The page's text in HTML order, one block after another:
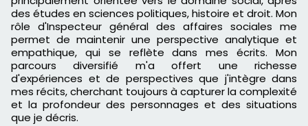
des études en sciences politiques, histoire et droit. Mon
rôle d'Inspecteur général des affaires sociales me
permet de maintenir une perspective analytique et
empathique, qui se reflète dans mes écrits. Mon
parcours diversifié m'a offert une richesse
d'expériences et de perspectives que j'intègre dans
mes récits, cherchant toujours à capturer la complexité
et la profondeur des personnages et des situations
que je décris.